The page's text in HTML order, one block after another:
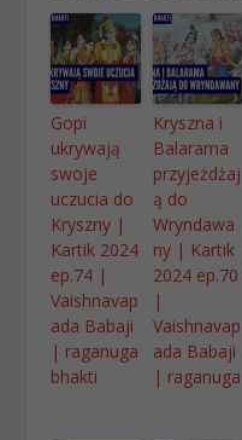
Gopi
ukrywają
swoje
uczucia do
Kryszny |
Kartik 2024
ep.74 |
Vaishnavap
ada Babaji
| raganuga
bhakti
Kryszna i
Balarama
przyjeżdżaj
ą do
Wryndawa
ny | Kartik
2024 ep.70
|
Vaishnavap
ada Babaji
| raganuga